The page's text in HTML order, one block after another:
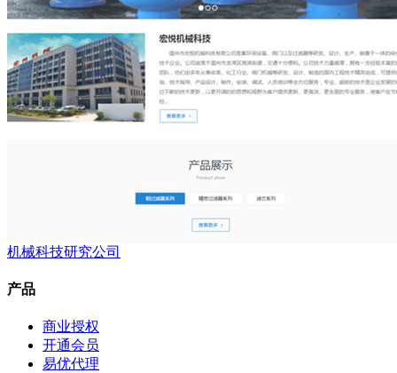
机械科技研究公司
产品
商业授权
开通会员
易优代理